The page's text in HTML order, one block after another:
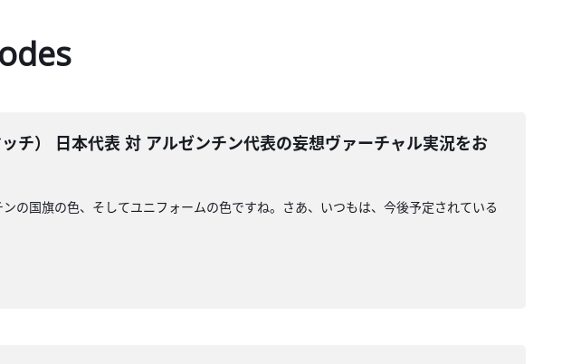
チ） 日本代表 対 アルゼンチン代表の妄想ヴァーチャル実況をお
の国旗の色、そしてユニフォームの色ですね。さあ、いつもは、今後予定されている